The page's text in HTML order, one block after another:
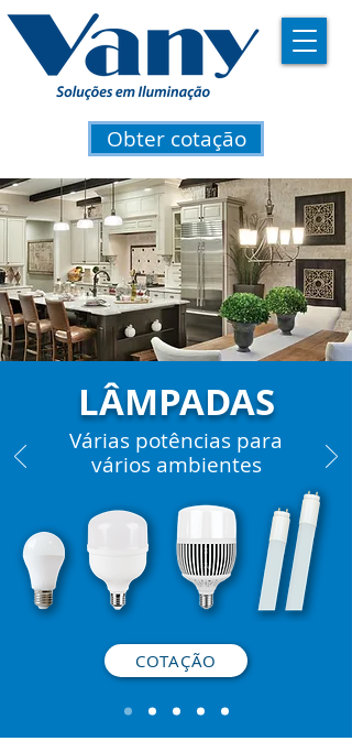
Obter cotação
LÂMPADAS
Várias potências para
vários ambientes
COTAÇÃO